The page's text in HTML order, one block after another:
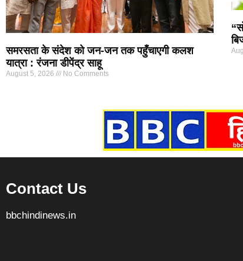
समरसता के संदेश को जन-जन तक पहुँचाएगी कलश
यात्रा : रंजना डीपेंद्र साहू
August 5, 2026 No Comments
Contact Us
bbchindinews.in